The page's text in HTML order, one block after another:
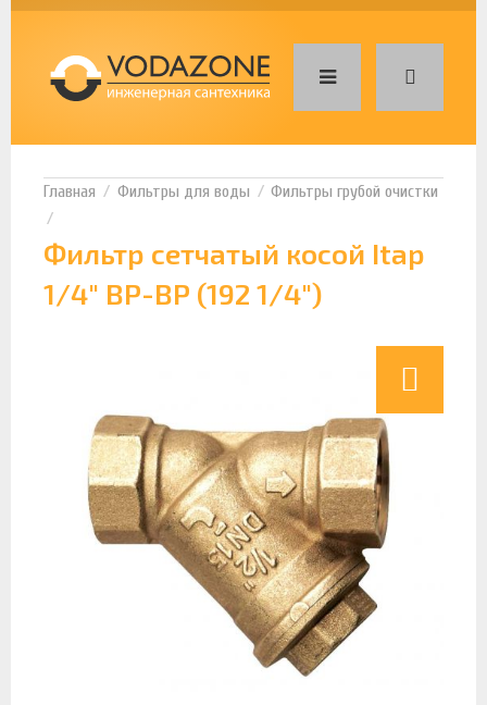
Фильтры для воды Фильтры грубой очистки
Фильтр сетчатый косой Itap
1/4" ВР-ВР (192 1/4")